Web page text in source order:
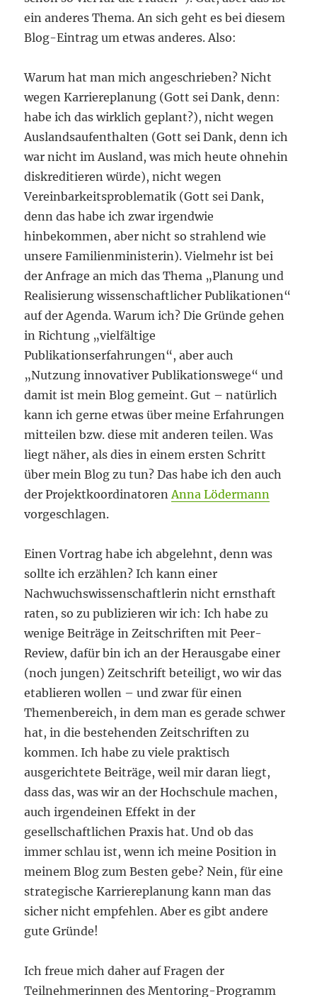
ein anderes Thema. An sich geht es bei diesem
Blog-Eintrag um etwas anderes. Also:
Warum hat man mich angeschrieben? Nicht
wegen Karriereplanung (Gott sei Dank, denn:
habe ich das wirklich geplant?), nicht wegen
Auslandsaufenthalten (Gott sei Dank, denn ich
war nicht im Ausland, was mich heute ohnehin
diskreditieren würde), nicht wegen
Vereinbarkeitsproblematik (Gott sei Dank,
denn das habe ich zwar irgendwie
hinbekommen, aber nicht so strahlend wie
unsere Familienministerin). Vielmehr ist bei
der Anfrage an mich das Thema „Planung und
Realisierung wissenschaftlicher Publikationen“
auf der Agenda. Warum ich? Die Gründe gehen
in Richtung „vielfältige
Publikationserfahrungen“, aber auch
„Nutzung innovativer Publikationswege“ und
damit ist mein Blog gemeint. Gut – natürlich
kann ich gerne etwas über meine Erfahrungen
mitteilen bzw. diese mit anderen teilen. Was
liegt näher, als dies in einem ersten Schritt
über mein Blog zu tun? Das habe ich den auch
der ProjektkoordinatorenAnna Lödermann
vorgeschlagen.
Einen Vortrag habe ich abgelehnt, denn was
sollte ich erzählen? Ich kann einer
Nachwuchswissenschaftlerin nicht ernsthaft
raten, so zu publizieren wir ich: Ich habe zu
wenige Beiträge in Zeitschriften mit Peer-
Review, dafür bin ich an der Herausgabe einer
(noch jungen) Zeitschrift beteiligt, wo wir das
etablieren wollen – und zwar für einen
Themenbereich, in dem man es gerade schwer
hat, in die bestehenden Zeitschriften zu
kommen. Ich habe zu viele praktisch
ausgerichtete Beiträge, weil mir daran liegt,
dass das, was wir an der Hochschule machen,
auch irgendeinen Effekt in der
gesellschaftlichen Praxis hat. Und ob das
immer schlau ist, wenn ich meine Position in
meinem Blog zum Besten gebe? Nein, für eine
strategische Karriereplanung kann man das
sicher nicht empfehlen. Aber es gibt andere
gute Gründe!
Ich freue mich daher auf Fragen der
Teilnehmerinnen des Mentoring-Programm